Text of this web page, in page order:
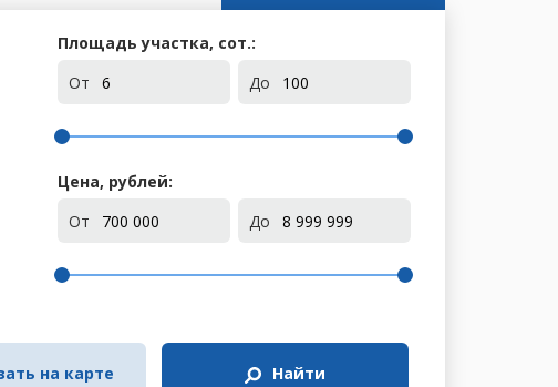
Площадь участка, сот.:
От
До
Цена, рублей:
От
До
на карте Найти